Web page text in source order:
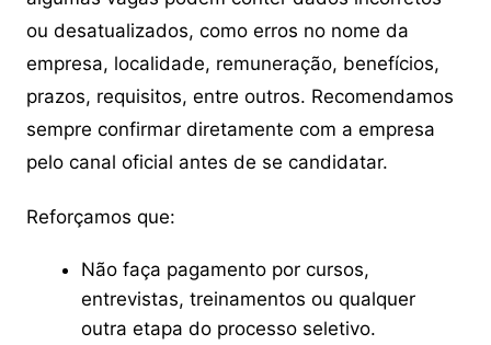
ou desatualizados, como erros no nome da
empresa, localidade, remuneração, benefícios,
prazos, requisitos, entre outros. Recomendamos
sempre confirmar diretamente com a empresa
pelo canal oficial antes de se candidatar.
Reforçamos que:
Não faça pagamento por cursos,
entrevistas, treinamentos ou qualquer
outra etapa do processo seletivo.